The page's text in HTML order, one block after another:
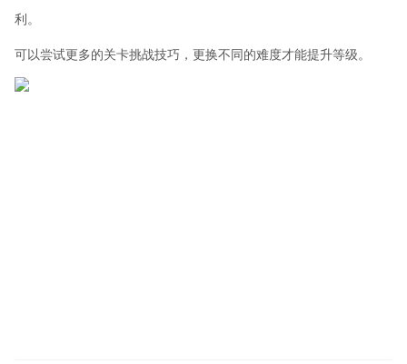
利。
可以尝试更多的关卡挑战技巧，更换不同的难度才能提升等级。